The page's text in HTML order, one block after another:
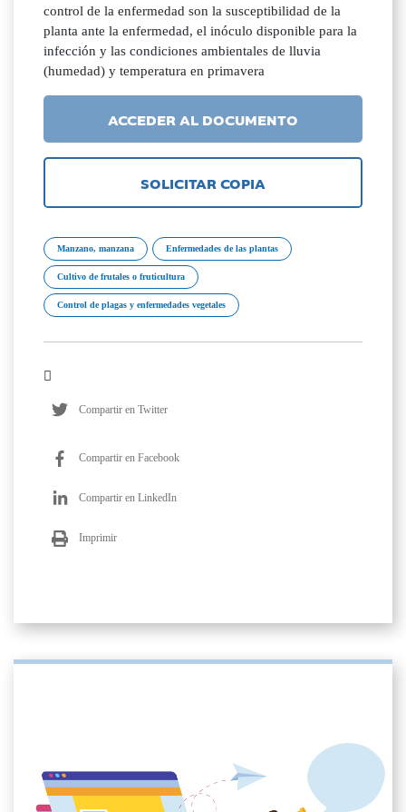
control de la enfermedad son la susceptibilidad de la
planta ante la enfermedad, el inóculo disponible para la
infección y las condiciones ambientales de lluvia
(humedad) y temperatura en primavera
ACCEDER AL DOCUMENTO
SOLICITAR COPIA
Manzano, manzana Enfermedades de las plantas
Cultivo de frutales o fruticultura
Control de plagas y enfermedades vegetales
Compartir en Twitter
Compartir en Facebook
Compartir en LinkedIn
Imprimir